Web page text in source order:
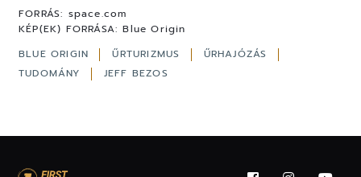
FORRÁS: space.com
KÉP(EK) FORRÁSA: Blue Origin
BLUE ORIGIN
ŰRTURIZMUS
ŰRHAJÓZÁS
TUDOMÁNY
JEFF BEZOS